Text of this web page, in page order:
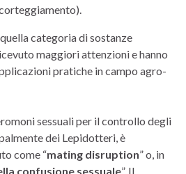
categoria di sostanze
maggiori attenzioni e hanno
pratiche in campo agro-
sessuali per il controllo degli
dei Lepidotteri, è
come “mating disruption” o, in
confusione sessuale”. Il